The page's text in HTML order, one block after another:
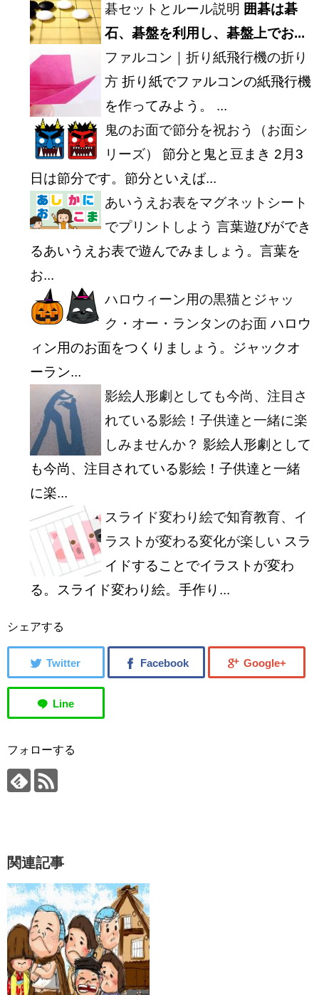
碁セットとルール説明 囲碁は碁
石、碁盤を利用し、碁盤上でお...
ファルコン｜折り紙飛行機の折り
方 折り紙でファルコンの紙飛行機
を作ってみよう。 ...
鬼のお面で節分を祝おう（お面シ
リーズ）
節分と鬼と豆まき 2月3
日は節分です。節分といえば...
あいうえお表をマグネットシート
でプリントしよう 言葉遊びができ
るあいうえお表で遊んでみましょう。言葉を
お...
ハロウィーン用の黒猫とジャッ
ク・オー・ランタンのお面 ハロウ
ィン用のお面をつくりましょう。ジャックオ
ーラン...
影絵人形劇としても今尚、注目さ
れている影絵！子供達と一緒に楽
しみませんか？ 影絵人形劇として
も今尚、注目されている影絵！子供達と一緒
に楽...
スライド変わり絵で知育教育、イ
ラストが変わる変化が楽しい スラ
イドすることでイラストが変わ
る。スライド変わり絵。手作り...
シェアする
フォローする
関連記事